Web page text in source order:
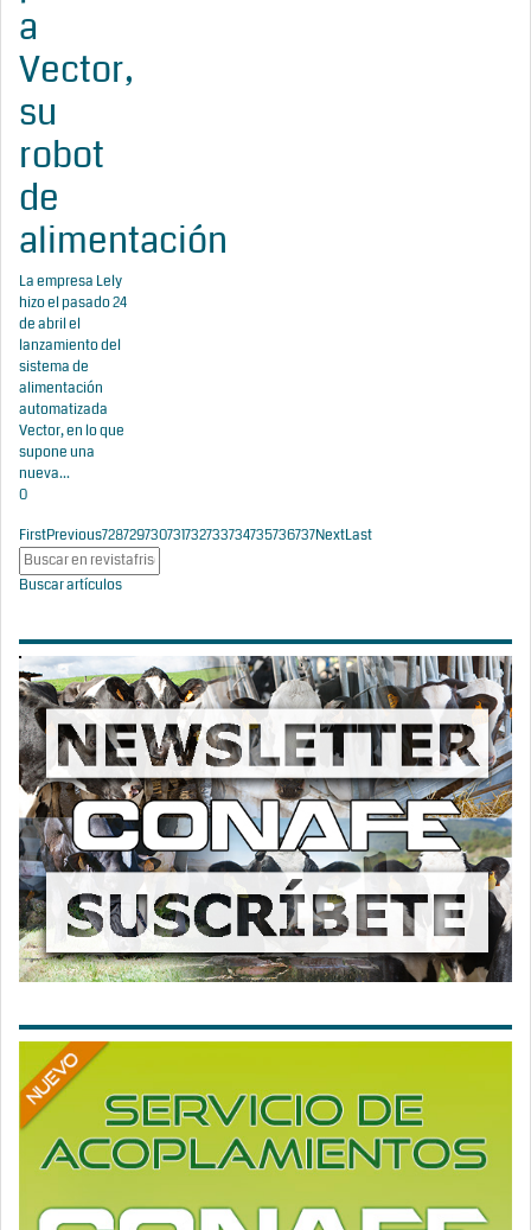
a
Vector,
su
robot
de
alimentación
La empresa Lely
hizo el pasado 24
de abril el
lanzamiento del
sistema de
alimentación
automatizada
Vector, en lo que
supone una
nueva...
0
FirstPrevious728729730731732733734735736737NextLast
Buscar artículos